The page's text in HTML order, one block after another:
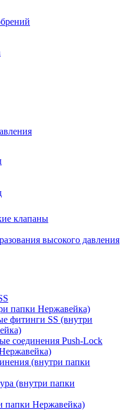
клапаны
высокого давления
папки Нержавейка)
фитинги SS (внутри
соединения Push-Lock
(внутри папки
(внутри папки
папки Нержавейка)